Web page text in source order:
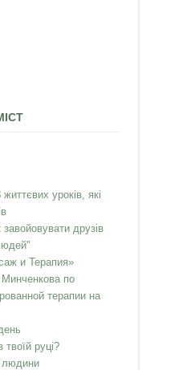
уроків, які
друзів
и Терапия»
по
терапии на
руці?
людини